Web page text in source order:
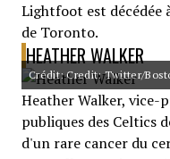
Lightfoot est décédée
de Toronto.
HEATHER WALKER
Crédit: Credit: Twitter/
Heather Walker, vice-
publiques des Celtics
d'un rare cancer du